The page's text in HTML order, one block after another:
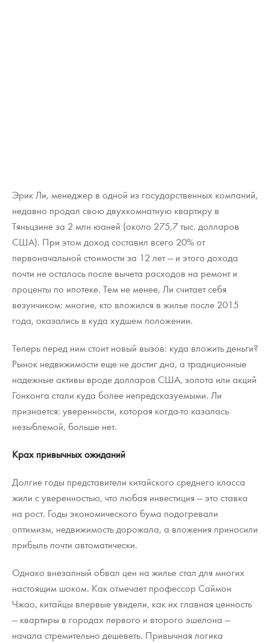
Эрик Ли, менеджер в одной из государственных компаний,
недавно продал свою двухкомнатную квартиру в
Тяньцзине за 2 млн юаней (около 275,7 тыс. долларов
США). При этом доход составил всего 20% от
первоначальной стоимости за 12 лет — и этого дохода
почти не осталось после вычета расходов на ремонт и
проценты по ипотеке. Тем не менее, Ли считает себя
везунчиком: многие, кто вложился в жилье после 2015
года, оказались в куда худшем положении.
Теперь перед ним стоит новый вызов: куда вложить деньги?
Рынок недвижимости еще не достиг дна, а традиционные
надежные активы вроде долларов США, золота или акций
Гонконга стали куда более непредсказуемыми. Ли
признается: уверенности, которая когда-то казалась
незыблемой, больше нет.
Крах привычных ожиданий
Долгие годы представители китайского среднего класса
жили с уверенностью, что любая инвестиция — это ставка
на рост. Годы экономического бума подогревали
оптимизм, недвижимость дорожала, а вложения приносили
прибыль почти автоматически.
Однако внезапный обвал цен на жилье стал для многих
настоящим шоком. Как отмечает профессор Саймон
Чжао, китайцы впервые увидели, как их главная ценность
— квартиры в городах первого и второго эшелона —
начала стремительно дешеветь. Привычная логика